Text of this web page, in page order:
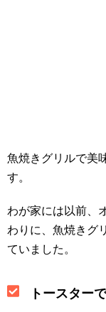
魚焼きグリルで美
す。
わが家には以前、
わりに、魚焼きグ
ていました。
トースター